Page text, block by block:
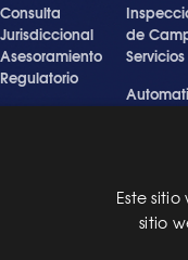
Consulta
Jurisdiccional
Asesoramiento
Regulatorio
de
Servicios
Digital
Este
sitio